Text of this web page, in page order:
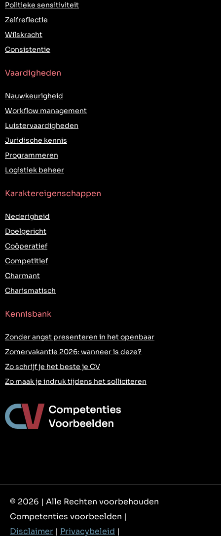
Politieke sensitiviteit
Zelfreflectie
Wilskracht
Consistentie
Vaardigheden
Nauwkeurigheid
Workflow management
Luistervaardigheden
Juridische kennis
Programmeren
Logistiek beheer
Karaktereigenschappen
Nederigheid
Doelgericht
Coöperatief
Competitief
Charmant
Charismatisch
Kennisbank
Zonder angst presenteren in het openbaar
Zomervakantie 2026: wanneer is deze?
Zo schrijf je het beste je CV
Zo maak je indruk tijdens het solliciteren
© 2026 | Alle Rechten voorbehouden
Competenties voorbeelden |
Disclaimer | Privacybeleid |